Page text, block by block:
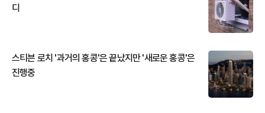
디
스티븐 로치 '과거의 홍콩'은 끝났지만 '새로운 홍콩'은
진행중